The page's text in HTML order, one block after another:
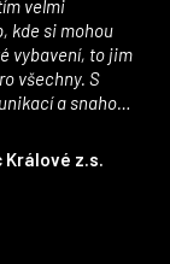
Králové z.s.
velmi
kde si mohou
vybavení, to jim
všechny. S
a snahou
pokračovat
;)